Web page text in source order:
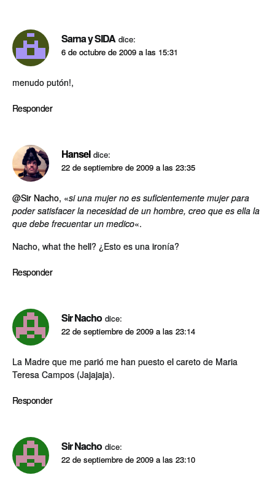
Sarna y SIDA dice:
6 de octubre de 2009 a las 15:31
menudo putón!,
Responder
Hansel dice:
22 de septiembre de 2009 a las 23:35
@Sir Nacho, «si una mujer no es suficientemente mujer para
poder satisfacer la necesidad de un hombre, creo que es ella la
que debe frecuentar un medico«.
Nacho, what the hell? ¿Esto es una ironí­a?
Responder
Sir Nacho dice:
22 de septiembre de 2009 a las 23:14
La Madre que me parió me han puesto el careto de Maria
Teresa Campos (Jajajaja).
Responder
Sir Nacho dice:
22 de septiembre de 2009 a las 23:10